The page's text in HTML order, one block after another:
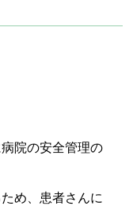
院の安全管理の
め、患者さんに